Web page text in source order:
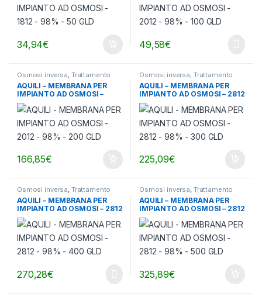
34,94€ 49,58€
Osmosi inversa Trattamento
AQUILI – MEMBRANA PER
IMPIANTO AD OSMOSI –
2012 – 98% – 200 GLD
166,85€
Osmosi inversa Trattamento
AQUILI – MEMBRANA PER
IMPIANTO AD OSMOSI – 2812
– 98% – 300 GLD
225,09€
Osmosi inversa, Trattamento
acqua
AQUILI – MEMBRANA PER
IMPIANTO AD OSMOSI – 2812
– 98% – 400 GLD
270,28€
Osmosi inversa, Trattamento
acqua
AQUILI – MEMBRANA PER
IMPIANTO AD OSMOSI – 2812
– 98% – 500 GLD
325,89€